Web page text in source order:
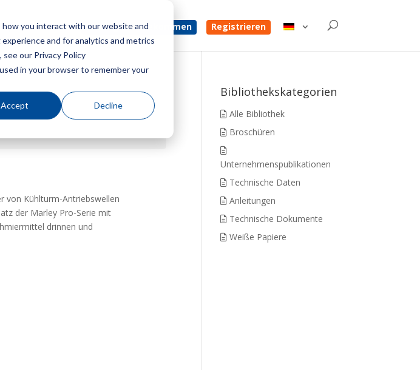
you interact with our website and
and for analytics and metrics
our Privacy Policy
in your browser to remember your
Accept Decline
Speisekarte Ein Angebot bekommen Registrieren
von Kühlturm-Antriebswellen
der Marley Pro-Serie mit
drinnen und
Bibliothekskategorien
Alle Bibliothek
Broschüren
Unternehmenspublikationen
Technische Daten
Anleitungen
Technische Dokumente
Weiße Papiere